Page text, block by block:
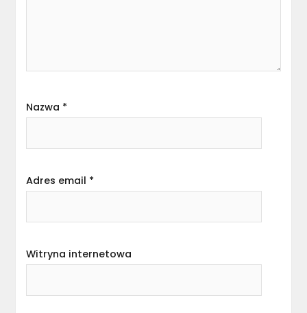
Nazwa *
Adres email *
Witryna internetowa